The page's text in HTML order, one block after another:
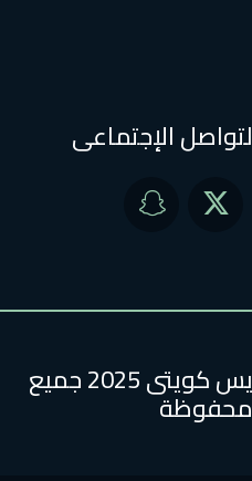
الإجتماعى
حقوق الطبع والنشر نايس كويتى 2025 جميع